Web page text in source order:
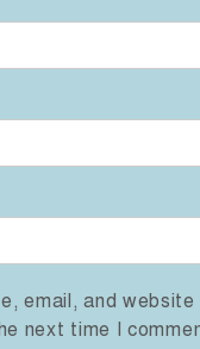
email, and website
next time I